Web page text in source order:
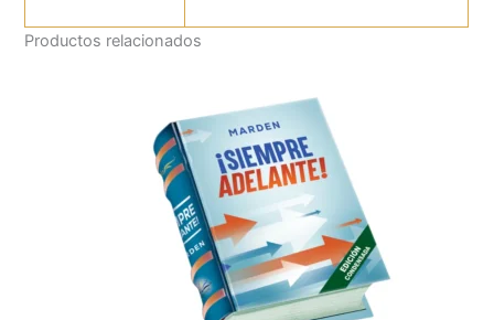
Productos relacionados